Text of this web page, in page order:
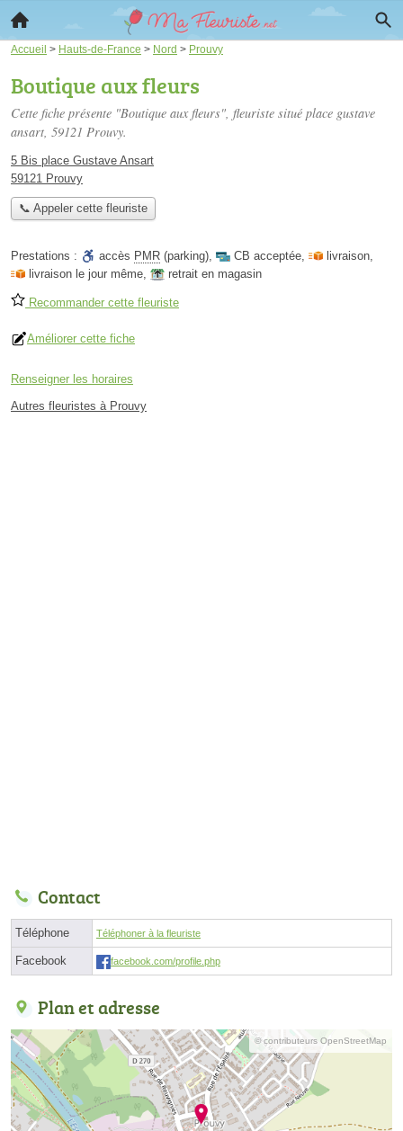
Accueil > Hauts-de-France > Nord > Prouvy
Boutique aux fleurs
Cette fiche présente "Boutique aux fleurs", fleuriste situé place gustave
ansart, 59121 Prouvy.
5 Bis place Gustave Ansart
59121 Prouvy
📞 Appeler cette fleuriste
Prestations : accès PMR (parking), CB acceptée, livraison,
livraison le jour même, retrait en magasin
Recommander cette fleuriste
Améliorer cette fiche
Renseigner les horaires
Autres fleuristes à Prouvy
Contact
Téléphone Téléphoner à la fleuriste
Facebook facebook.com/profile.php
Plan et adresse
© contributeurs OpenStreetMap